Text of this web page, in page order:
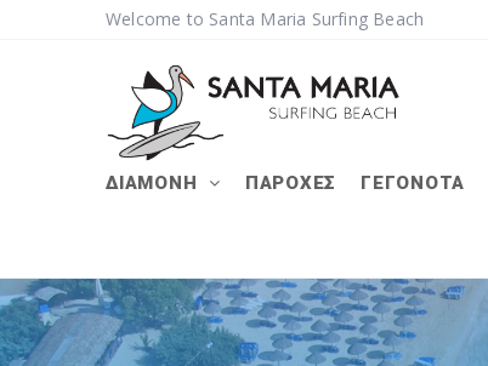
Welcome to Santa Maria Surfing Beach
ΔΙΑΜΟΝΉ ΠΑΡΟΧΈΣ ΓΕΓΟΝΌΤΑ